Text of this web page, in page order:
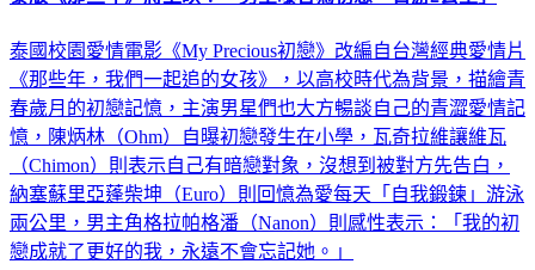
泰國校園愛情電影《My Precious初戀》改編自台灣經典愛情片
《那些年，我們一起追的女孩》，以高校時代為背景，描繪青
春歲月的初戀記憶，主演男星們也大方暢談自己的青澀愛情記
憶，陳炳林（Ohm）自曝初戀發生在小學，瓦奇拉維讓維瓦
（Chimon）則表示自己有暗戀對象，沒想到被對方先告白，
納塞蘇里亞蓬柴坤（Euro）則回憶為愛每天「自我鍛鍊」游泳
兩公里，男主角格拉帕格潘（Nanon）則感性表示：「我的初
戀成就了更好的我，永遠不會忘記她。」